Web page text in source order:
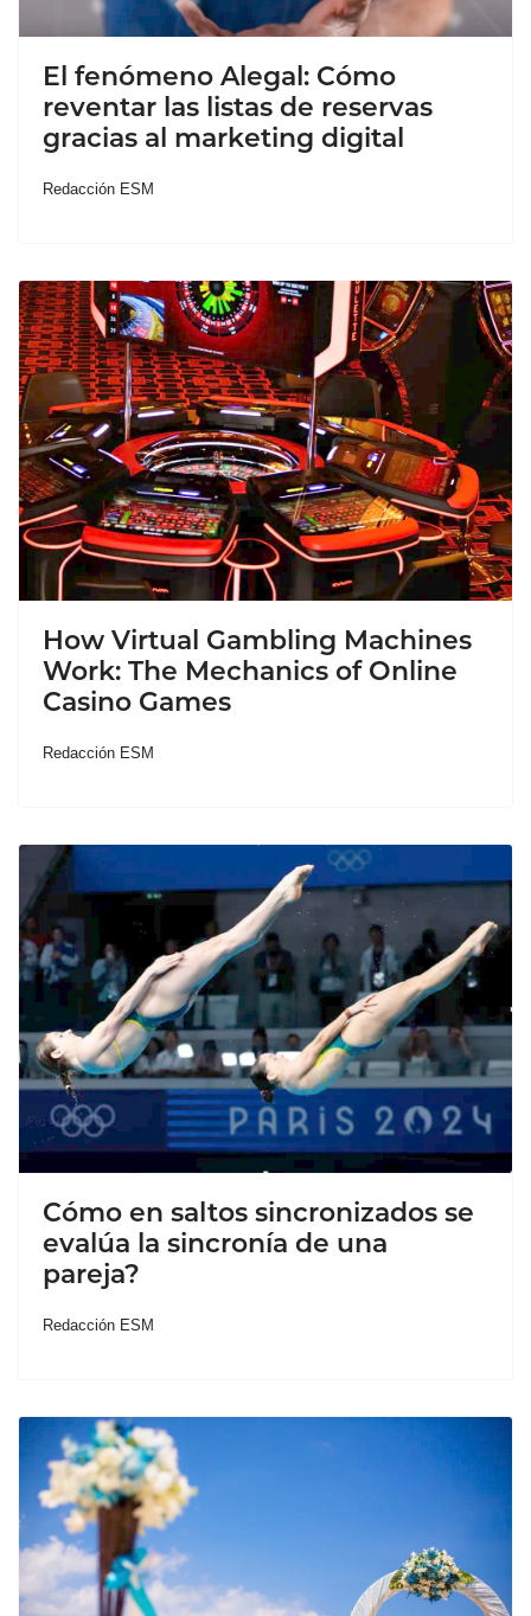
El fenómeno Alegal: Cómo
reventar las listas de reservas
gracias al marketing digital
Redacción ESM
How Virtual Gambling Machines
Work: The Mechanics of Online
Casino Games
Redacción ESM
Cómo en saltos sincronizados se
evalúa la sincronía de una
pareja?
Redacción ESM